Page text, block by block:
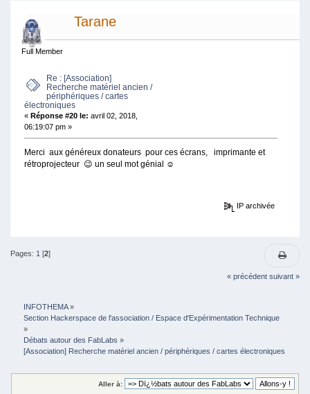
Tarane
Full Member
Re : [Association]
Recherche matériel ancien /
périphériques / cartes
électroniques
« Réponse #20 le: avril 02, 2018,
06:19:07 pm »
Merci aux généreux donateurs pour ces écrans, imprimante et
rétroprojecteur 😉 un seul mot génial ☺
IP archivée
Pages: 1 [2]
« précédent suivant »
INFOTHEMA»
Section Hackerspace de l'association / Espace d'Expérimentation Technique
»
Débats autour des FabLabs »
[Association] Recherche matériel ancien / périphériques / cartes électroniques
Aller à: